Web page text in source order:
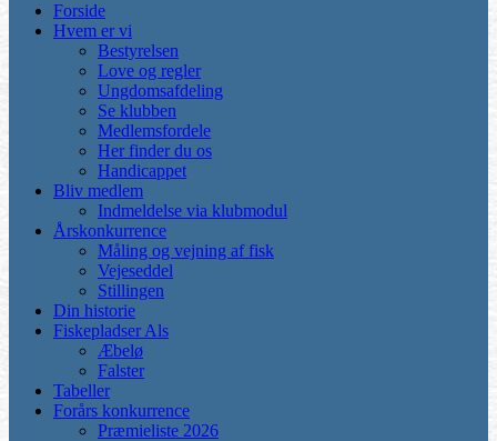
Forside
Hvem er vi
Bestyrelsen
Love og regler
Ungdomsafdeling
Se klubben
Medlemsfordele
Her finder du os
Handicappet
Bliv medlem
Indmeldelse via klubmodul
Årskonkurrence
Måling og vejning af fisk
Vejeseddel
Stillingen
Din historie
Fiskepladser Als
Æbelø
Falster
Tabeller
Forårs konkurrence
Præmieliste 2026